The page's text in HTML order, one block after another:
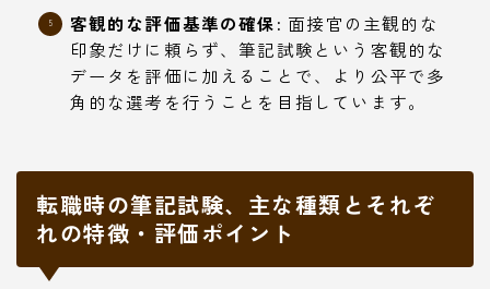
客観的な評価基準の確保: 面接官の主観的な
印象だけに頼らず、筆記試験という客観的な
データを評価に加えることで、より公平で多
角的な選考を行うことを目指しています。
転職時の筆記試験、主な種類とそれぞ
れの特徴・評価ポイント